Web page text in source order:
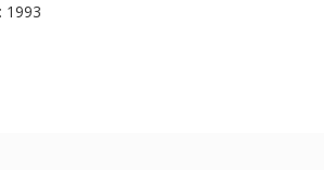
: 1993